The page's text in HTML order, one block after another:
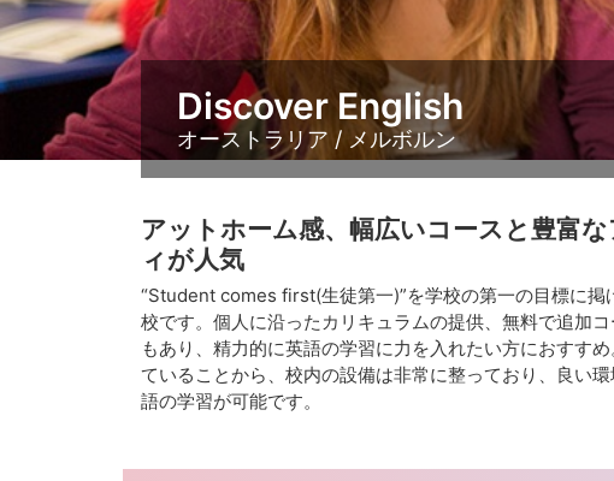
Discover English
オーストラリア / メルボルン
アットホーム感、幅広いコースと豊富
ィが人気
“Student comes first(生徒第一)”を学校の第一の目標に掲
校です。個人に沿ったカリキュラムの提供、無料で追加
もあり、精力的に英語の学習に力を入れたい方におすす
ていることから、校内の設備は非常に整っており、良い
語の学習が可能です。